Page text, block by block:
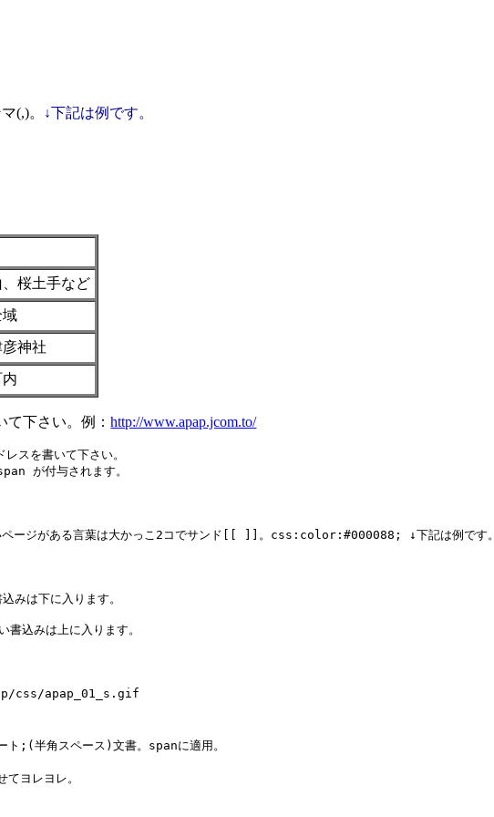
(,)。 ↓下記は例です。
、桜土手など
域
神社
下さい。例：http://www.apap.jcom.to/
スを書いて下さい。
ページがある言葉は大かっこ2コでサンド[[ ]]。css:color:#000088; ↓下記は例です。
css/apap_01_s.gif